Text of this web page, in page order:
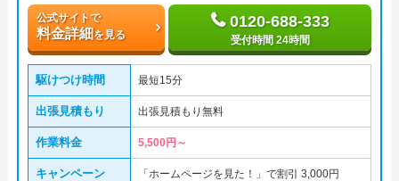
公式サイトで
料金詳細を見る
0120-688-333
受付時間 24時間
駆けつけ時間 最短15分
出張見積もり 出張見積もり無料
作業料金 5,500円～
キャンペーン 「ホームページを見た！」で割引 3,000円